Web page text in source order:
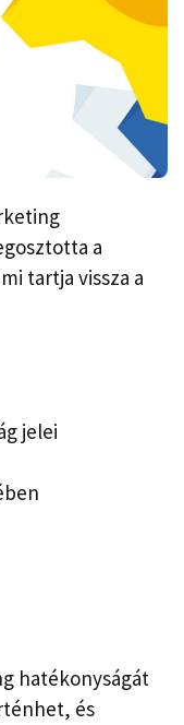
a
tartja vissza a
jelei
hatékonyságát
és